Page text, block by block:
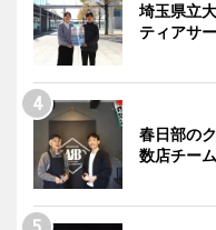
埼玉県立
ティアサ
春日部の
数店チー